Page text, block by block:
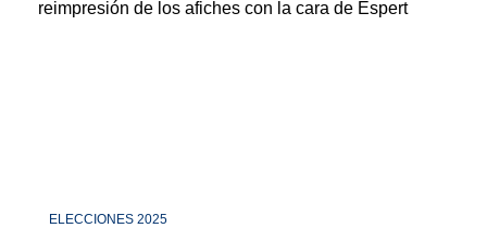
ELECCIONES 2025